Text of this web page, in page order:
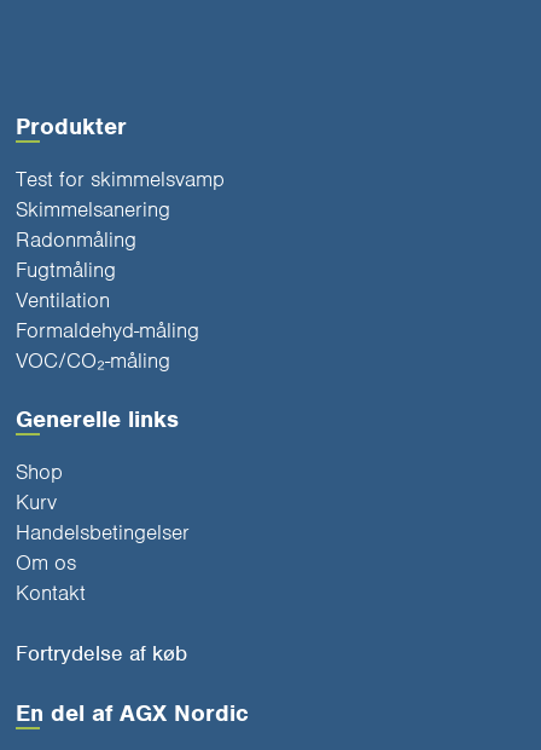
Produkter
Test for skimmelsvamp
Skimmelsanering
Radonmåling
Fugtmåling
Ventilation
Formaldehyd-måling
VOC/CO₂-måling
Generelle links
Shop
Kurv
Handelsbetingelser
Om os
Kontakt
Fortrydelse af køb
En del af AGX Nordic